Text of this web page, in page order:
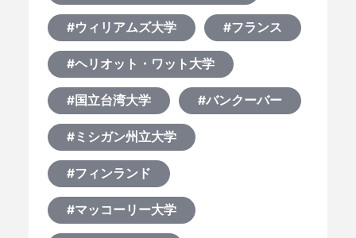
#ウィリアムズ大学 #フランス
#ヘリオット・ワット大学
#国立台湾大学 #バンクーバー
#ミシガン州立大学
#フィンランド
#マッコーリー大学